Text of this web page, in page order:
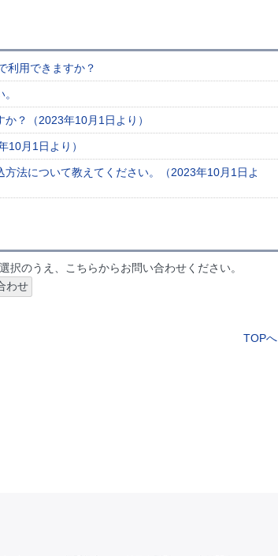
利用できますか？
？（2023年10月1日より）
10月1日より）
法について教えてください。（2023年10月1日よ
択のうえ、こちらからお問い合わせください。
TOPへ